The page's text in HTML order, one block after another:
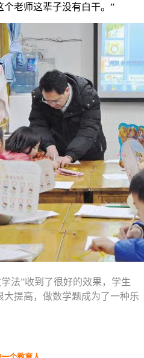
老师这辈子没有白干。”
法”收到了很好的效果，学生
提高，做数学题成为了一种乐